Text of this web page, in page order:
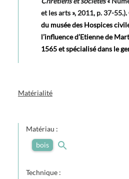
et les arts »,‎ 2011, p. 37-55.).
du musée des Hospices
l’influence d’Etienne de
1565 et spécialisé dans le
Matérialité
Matériau :
bois
Technique :